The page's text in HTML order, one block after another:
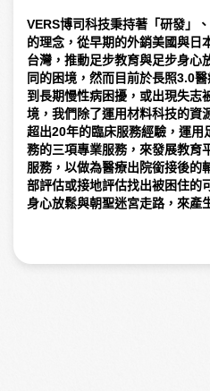
VERS博司科技秉持著「研發」
的理念，從早期的外銷美國與日
台灣，推動足步教育與足步身心
同的困境，然而目前於長照3.0
到長期慢性病困擾，或出現失志
境，我們除了運用材料科技的資
超出20年的臨床服務經驗，運用
務的三項專業服務，來發展教育
服務，以做為醫療出院銜接後的
部評估或接地評估找出被困住的
身心放鬆與朝聖迷宮走路，來產